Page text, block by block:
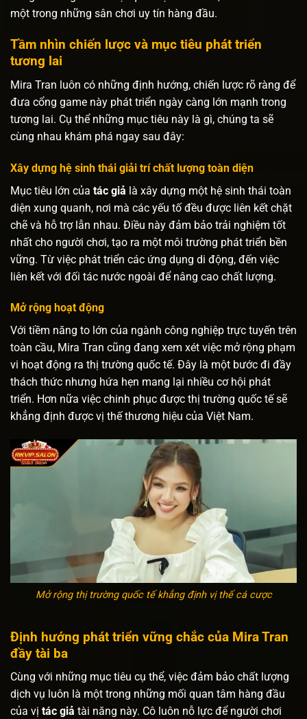
một trong những sân chơi uy tín hàng đầu.
Tầm nhìn chiến lược và mục tiêu phát triển
tương lai
Mira Tran luôn có những định hướng, chiến lược rõ ràng để
đưa cổng game này phát triển ngày càng lớn mạnh trong
tương lai. Cụ thể những mục tiêu này là gì, chúng ta sẽ
cùng nhau khám phá ngay sau đây:
Xây dựng hệ sinh thái giải trí chất lượng toàn diện
Mục tiêu lớn của tác giả là xây dựng một hệ sinh thái toàn
diện xung quanh, nơi mà các yếu tố đều được liên kết chặt
chẽ và hỗ trợ lẫn nhau. Điều này đảm bảo trải nghiệm tốt
nhất cho người chơi, tạo ra một môi trường phát triển bền
vững. Từ việc phát triển các ứng dụng di động, đến việc
liên kết với đối tác nước ngoài để nâng cao chất lượng.
Mở rộng hoạt động
Với tiềm năng to lớn của ngành công nghiệp trực tuyến trên
toàn cầu, Mira Tran cũng đang xem xét việc mở rộng phạm
vi hoạt động ra thị trường quốc tế. Đây là một bước đi đầy
thách thức nhưng hứa hẹn mang lại nhiều cơ hội phát
triển. Hơn nữa việc chinh phục được thị trường quốc tế sẽ
khẳng định được vị thế thương hiệu của Việt Nam.
Mở rộng thị trường quốc tế khẳng định vị thế cá cược
Định hướng phát triển vững chắc của Mira Tran
đầy tài ba
Cùng với những mục tiêu cụ thể, việc đảm bảo chất lượng
dịch vụ luôn là một trong những mối quan tâm hàng đầu
của vị tác giả tài năng này. Cô luôn nỗ lực để người chơi